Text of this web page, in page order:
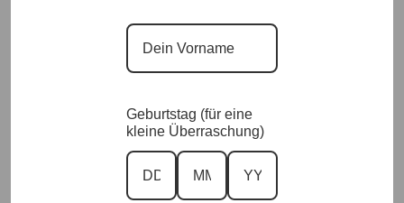
Geburtstag (für eine
kleine Überraschung)